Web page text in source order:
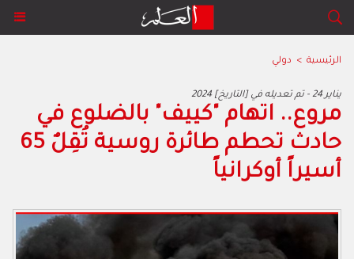
الرئيسية > دولي
2024 يناير 24 - تم تعديله في [التاريخ]
مروع.. اتهام "كييف" بالضلوع في
حادث تحطم طائرة روسية تُقِلٌ 65
أسيراً أوكرانياً